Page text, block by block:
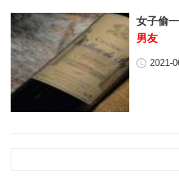
女子偷
男友
2021-